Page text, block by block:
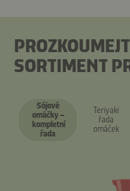
SORTIMENT
Sójové
omáčky –
kompletní
řada
Teriyaki
řada
omáček